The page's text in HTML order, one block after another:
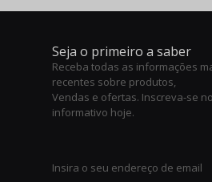
Seja o primeiro a saber
Receba todas as informações
recentes sobre produtos,
Vendas e ofertas. Inscreva-se
informativo hoje.
Insira o seu endereço de email